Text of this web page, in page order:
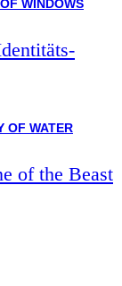
of the Beast